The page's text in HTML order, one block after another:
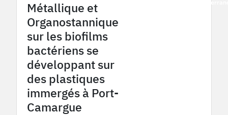
Métallique et
Organostannique
sur les biofilms
bactériens se
développant sur
des plastiques
immergés à Port-
Camargue
OHM Littoral